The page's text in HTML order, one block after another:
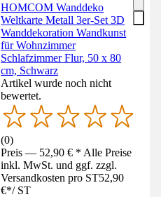
HOMCOM Wanddeko
Weltkarte Metall 3er-Set 3D
Wanddekoration Wandkunst
für Wohnzimmer
Schlafzimmer Flur, 50 x 80
cm, Schwarz
Artikel wurde noch nicht
bewertet.
(0)
Preis — 52,90 € * Alle Preise
inkl. MwSt. und ggf. zzgl.
Versandkosten pro ST52,90
€*/ ST